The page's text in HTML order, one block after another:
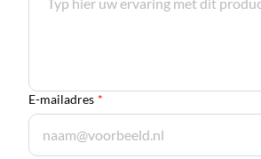
E-mailadres *